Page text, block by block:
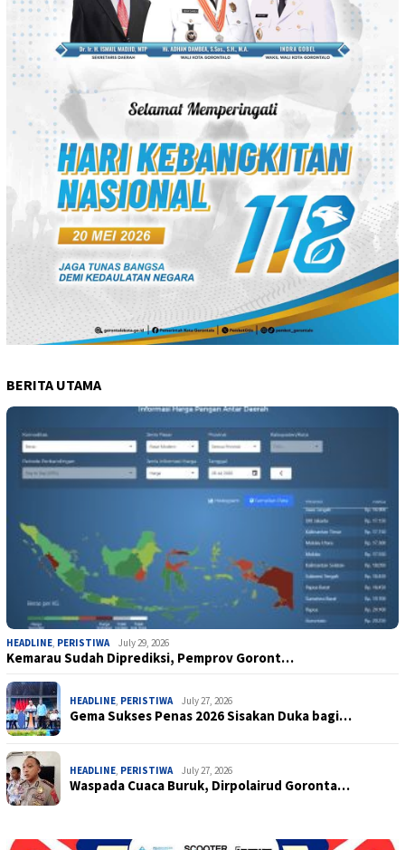
BERITA UTAMA
HEADLINE PERISTIWA July 29, 2026
Kemarau Sudah Diprediksi, Pemprov Goront…
HEADLINE PERISTIWA July 27, 2026
Gema Sukses Penas 2026 Sisakan Duka bagi…
HEADLINE PERISTIWA July 27, 2026
Waspada Cuaca Buruk, Dirpolairud Goronta…